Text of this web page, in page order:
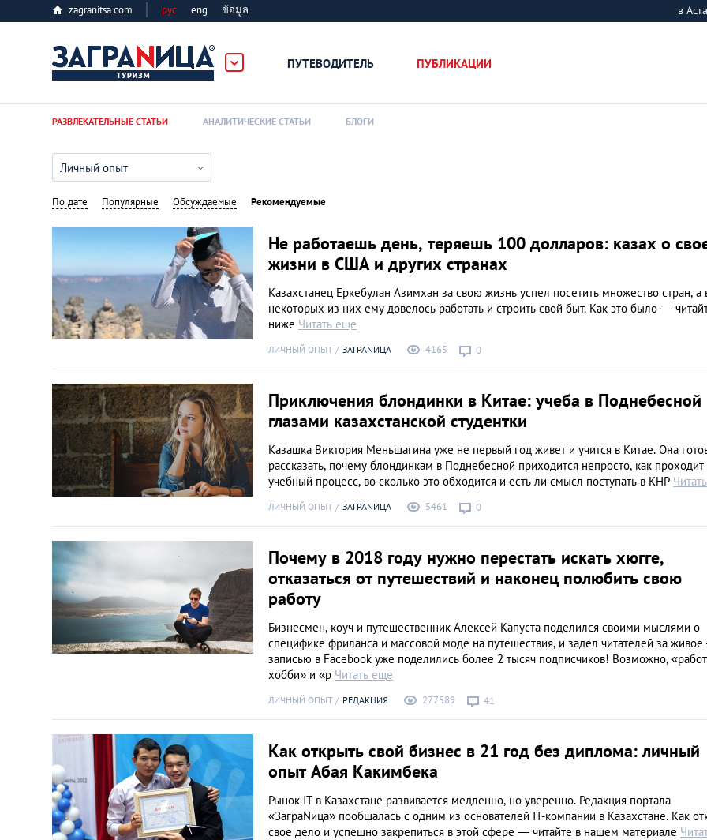
zagranitsa.com рус eng ข้อมูล в
ПУТЕВОДИТЕЛЬ ПУБЛИКАЦИИ
Алматы
Астана
Афины
Лондон
Лос-Анджелес
Москва
Париж
Паттайя
Пхукет
РАЗВЛЕКАТЕЛЬНЫЕ СТАТЬИ АНАЛИТИЧЕСКИЕ СТАТЬИ БЛОГИ
Личный опыт
По дате Популярные Обсуждаемые Рекомендуемые
Не работаешь день, теряешь 100 долларов: казах о
жизни в США и других странах
Казахстанец Еркебулан Азимхан за свою жизнь успел посетить множество стран, а
некоторых из них ему довелось работать и строить свой быт. Как это было —
ниже Читать еще
ЛИЧНЫЙ ОПЫТ ЗАГРАNИЦА 4165 0
Приключения блондинки в Китае: учеба в Поднебесной
глазами казахстанской студентки
Казашка Виктория Меньшагина уже не первый год живет и учится в Китае. Она
рассказать, почему блондинкам в Поднебесной приходится непросто, как проходит
учебный процесс, во сколько это обходится и есть ли смысл поступать в КНР
ЛИЧНЫЙ ОПЫТ ЗАГРАNИЦА 5461 0
Почему в 2018 году нужно перестать искать хюгге,
отказаться от путешествий и наконец полюбить свою
работу
Бизнесмен, коуч и путешественник Алексей Капуста поделился своими мыслями о
специфике фриланса и массовой моде на путешествия, и задел читателей за
записью в Facebook уже поделились более 2 тысяч подписчиков! Возможно,
хобби» и «р Читать еще
ЛИЧНЫЙ ОПЫТ РЕДАКЦИЯ 277589 41
Как открыть свой бизнес в 21 год без диплома: личный
опыт Абая Какимбека
Рынок IT в Казахстане развивается медленно, но уверенно. Редакция портала
«ЗаграNица» пообщалась с одним из основателей IT-компании в Казахстане. Как
свое дело и успешно закрепиться в этой сфере — читайте в нашем материале
Казахстана,
всем мире
LIFESTYLE